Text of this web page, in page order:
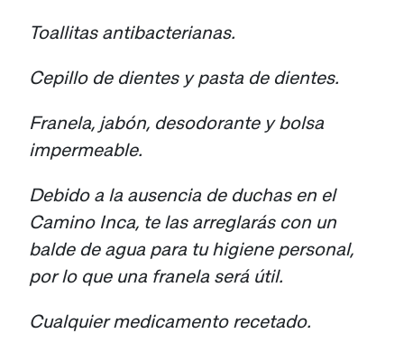
Toallitas antibacterianas.
Cepillo de dientes y pasta de dientes.
Franela, jabón, desodorante y bolsa
impermeable.
Debido a la ausencia de duchas en el
Camino Inca, te las arreglarás con un
balde de agua para tu higiene personal,
por lo que una franela será útil.
Cualquier medicamento recetado.